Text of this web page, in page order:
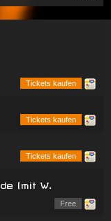
Tickets kaufen
Tickets kaufen
Tickets kaufen
(mit W.
Free